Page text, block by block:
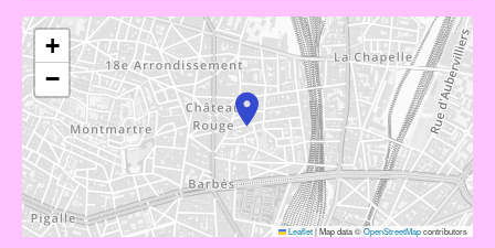
+
−
Leaflet|Map data ©OpenStreetMapcontributors